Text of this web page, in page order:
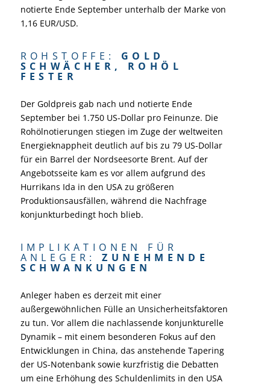
notierte Ende September unterhalb der Marke von
1,16 EUR/USD.
ROHSTOFFE: GOLD
SCHWÄCHER, ROHÖL
FESTER
Der Goldpreis gab nach und notierte Ende
September bei 1.750 US-Dollar pro Feinunze. Die
Rohölnotierungen stiegen im Zuge der weltweiten
Energieknappheit deutlich auf bis zu 79 US-Dollar
für ein Barrel der Nordseesorte Brent. Auf der
Angebotsseite kam es vor allem aufgrund des
Hurrikans Ida in den USA zu größeren
Produktionsausfällen, während die Nachfrage
konjunkturbedingt hoch blieb.
IMPLIKATIONEN FÜR
ANLEGER:ZUNEHMENDE
SCHWANKUNGEN
Anleger haben es derzeit mit einer
außergewöhnlichen Fülle an Unsicherheitsfaktoren
zu tun. Vor allem die nachlassende konjunkturelle
Dynamik – mit einem besonderen Fokus auf den
Entwicklungen in China, das anstehende Tapering
der US-Notenbank sowie kurzfristig die Debatten
um eine Erhöhung des Schuldenlimits in den USA